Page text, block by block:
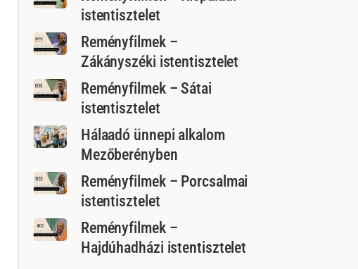
istentisztelet
Reményfilmek –
Zákányszéki istentisztelet
Reményfilmek – Sátai
istentisztelet
Hálaadó ünnepi alkalom
Mezőberényben
Reményfilmek – Porcsalmai
istentisztelet
Reményfilmek –
Hajdúhadházi istentisztelet